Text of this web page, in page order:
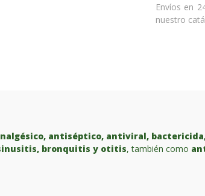
Envíos en
nuestro
antiséptico, antiviral,
bronquitis y otitis, también como